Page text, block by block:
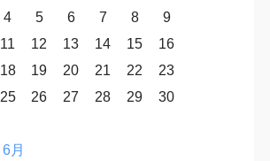
月
4 5 6 7 8
9
11 12 13 14 15
16
18 19 20 21 22
23
25 26 27 28 29
30